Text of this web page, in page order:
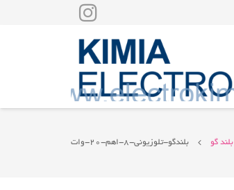
بلند گو بلندگو-تلوزیونی-۸-اهم-۲۰-وات